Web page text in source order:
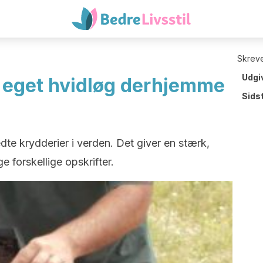
hvidløg derhjemme
krydderier i verden. Det giver en stærk,
forskellige opskrifter.